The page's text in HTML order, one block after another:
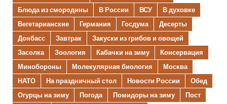
Блюда из смородины
В России ВСУ
В духовке
Вегетарианские
Германия Госдума
Десерты
Донбасс
Завтрак
Закуски из грибов и овощей
Засолка
Зоология Кабачки на зиму
Консервация
Минобороны
Молекулярная биология
Москва
НАТО
На праздничный стол Новости России
Обед
Огурцы на зиму
Погода Помидоры на зиму
Пост